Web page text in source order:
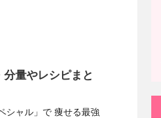
量やレシピまと
シャル」で 痩せる最強